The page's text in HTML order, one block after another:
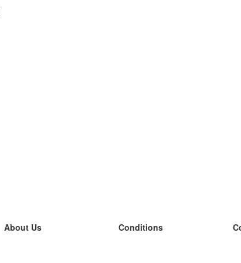
About Us
Conditions